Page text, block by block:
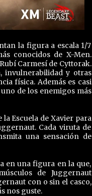
la figura a escala 1/7
conocidos de X-Men.
Carmesí de Cyttorak.
invulnerabilidad y otras
física. Además es casi
de los enemigos más
Escuela de Xavier para
Cada viruta de
una sensación de
en una figura en la que,
de Juggernaut
con o sin el casco,
nos guste.